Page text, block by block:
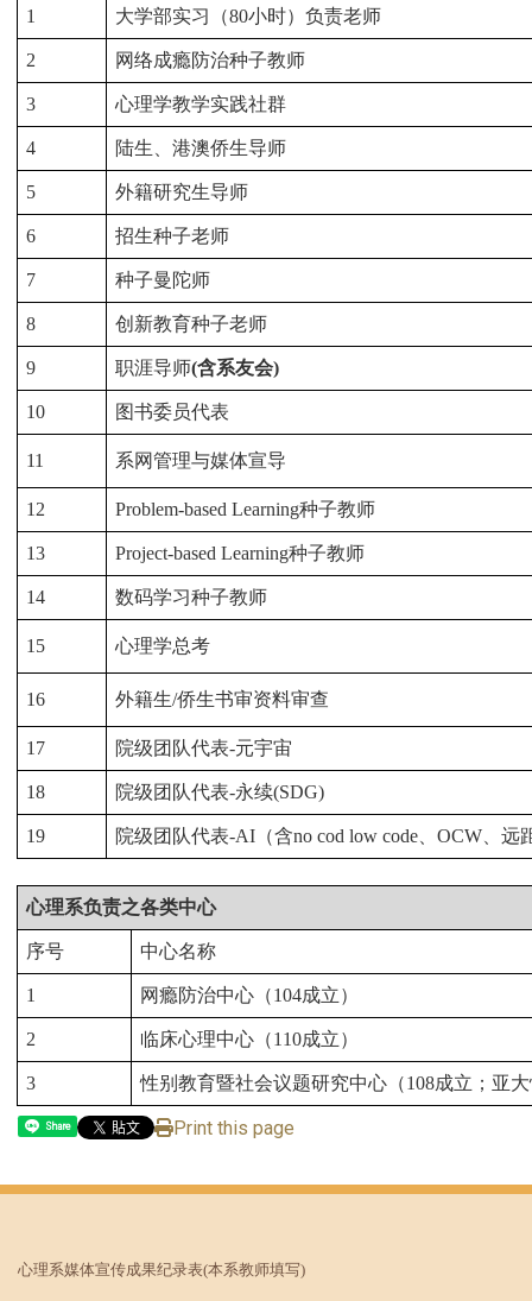
1 大学部实习（80小时）负责老师
2 网络成瘾防治种子教师
3 心理学教学实践社群
4 陆生、港澳侨生导师
5 外籍研究生导师
6 招生种子老师
7 种子曼陀师
8 创新教育种子老师
9 职涯导师(含系友会)
10 图书委员代表
11 系网管理与媒体宣导
12 Problem-based Learning种子教师
13 Project-based Learning种子教师
14 数码学习种子教师
15 心理学总考
16 外籍生/侨生书审资料审查
17 院级团队代表-元宇宙
18 院级团队代表-永续(SDG)
19 院级团队代表-AI （含no cod low code 、OCW 、远
心理系负责之各类中心
序号 中心名称
1 网瘾防治中心（104成立）
2 临床心理中心（110成立）
3 性别 教育暨社会议题研究中心（108成立；亚
Share Print this page
心理系媒体宣传成果纪录表(本系教师填写)